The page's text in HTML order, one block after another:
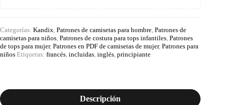
Categorías: Kandix Patrones de camisetas para hombre Patrones de
camisetas para niños Patrones de costura para tops infantiles Patrones
de tops para mujer, Patrones en PDF de camisetas de mujer, Patrones para
niños Etiquetas: francés incluidas inglés principiante
Descripción